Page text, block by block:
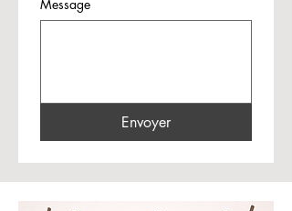
Message
Envoyer